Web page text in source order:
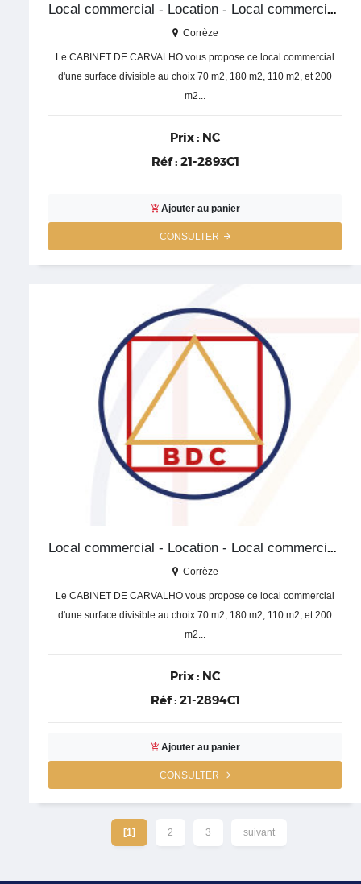
Local commercial - Location - Local commercial - Corrèze
Corrèze
Le CABINET DE CARVALHO vous propose ce local commercial
d'une surface divisible au choix 70 m2, 180 m2, 110 m2, et 200
m2...
Prix : NC
Réf : 21-2893C1
Ajouter au panier
CONSULTER
Local commercial - Location - Local commercial - Corrèze
Corrèze
Le CABINET DE CARVALHO vous propose ce local commercial
d'une surface divisible au choix 70 m2, 180 m2, 110 m2, et 200
m2...
Prix : NC
Réf : 21-2894C1
Ajouter au panier
CONSULTER
[1] 2 3 suivant